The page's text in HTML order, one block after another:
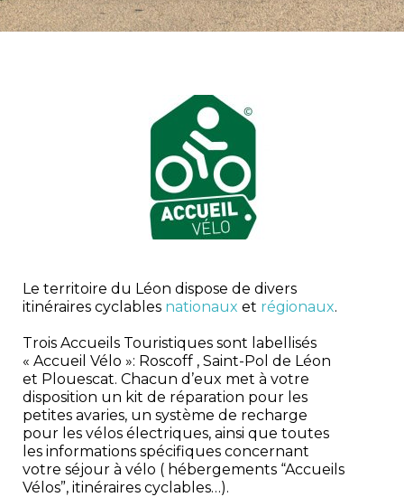
Le territoire du Léon dispose de divers
itinéraires cyclables nationaux et régionaux.
Trois Accueils Touristiques sont labellisés
« Accueil Vélo »: Roscoff , Saint-Pol de Léon
et Plouescat. Chacun d’eux met à votre
disposition un kit de réparation pour les
petites avaries, un système de recharge
pour les vélos électriques, ainsi que toutes
les informations spécifiques concernant
votre séjour à vélo ( hébergements “Accueils
Vélos”, itinéraires cyclables…).